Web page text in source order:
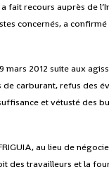
fait recours auprès de
concernés, a
2012 suite aux
carburant, refus des
et vétusté des
au lieu de
des travailleurs et la